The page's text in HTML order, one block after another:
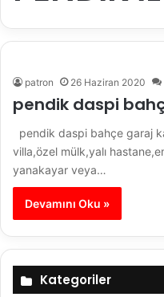
patron 26 Haziran 2020
pendik daspi
pendik daspi bahçe garaj
villa,özel mülk,yalı
yanakayar veya…
Devamını Oku »
Kategoriler